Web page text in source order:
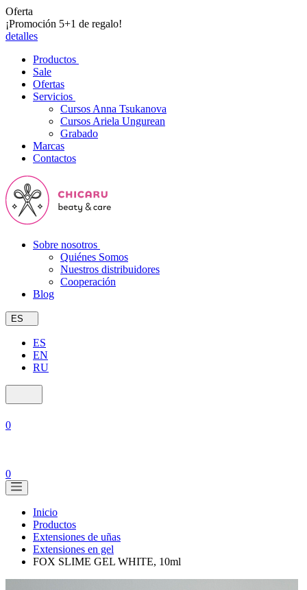
Oferta
¡Promoción 5+1 de regalo!
detalles
Productos
Sale
Ofertas
Servicios
Cursos Anna Tsukanova
Cursos Ariela Ungurean
Grabado
Marcas
Contactos
Sobre nosotros
Quiénes Somos
Nuestros distribuidores
Cooperación
Blog
ES
ES
EN
RU
0
0
Inicio
Productos
Extensiones de uñas
Extensiones en gel
FOX SLIME GEL WHITE, 10ml